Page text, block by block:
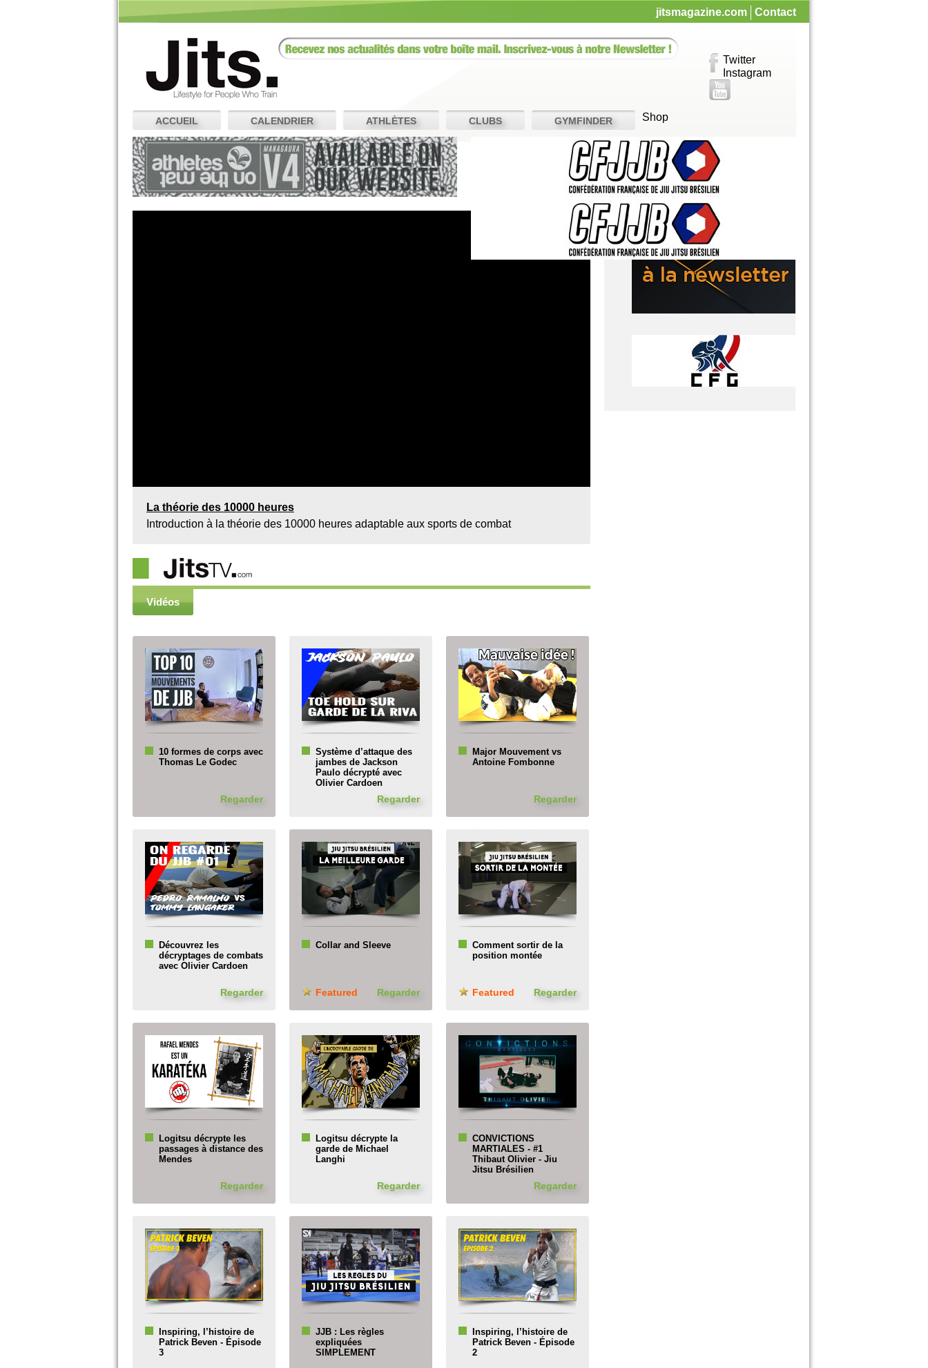
jitsmagazine.com Contact
Twitter
Instagram
ACCUEIL CALENDRIER ATHLÈTES CLUBS GYMFINDER Shop
La théorie des 10000 heures
Introduction à la théorie des 10000 heures adaptable aux sports de combat
Vidéos
10 formes de corps avec
Thomas Le Godec
Regarder
Système d’attaque des
jambes de Jackson
Paulo décrypté avec
Olivier Cardoen
Regarder
Major Mouvement vs
Antoine Fombonne
Regarder
Découvrez les
décryptages de combats
avec Olivier Cardoen
Regarder
Collar and Sleeve
Featured Regarder
Comment sortir de la
position montée
Featured Regarder
Logitsu décrypte les
passages à distance des
Mendes
Regarder
Logitsu décrypte la
garde de Michael
Langhi
Regarder
CONVICTIONS
MARTIALES - #1
Thibaut Olivier - Jiu
Jitsu Brésilien
Regarder
Inspiring, l’histoire de
Patrick Beven - Épisode
3
JJB : Les règles
expliquées
SIMPLEMENT
Inspiring, l’histoire de
Patrick Beven - Épisode
2